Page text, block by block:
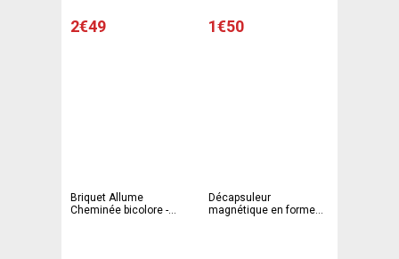
2€49 1€50
Briquet Allume
Cheminée bicolore -
Décapsuleur
magnétique en forme